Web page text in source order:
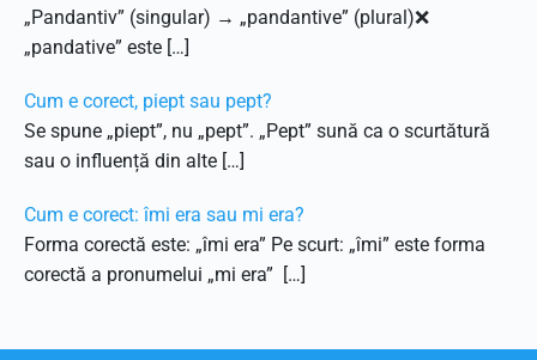
„Pandantiv” (singular) → „pandantive” (plural)❌
„pandative” este […]
Cum e corect, piept sau pept?
Se spune „piept”, nu „pept”. „Pept” sună ca o scurtătură
sau o influență din alte […]
Cum e corect: îmi era sau mi era?
Forma corectă este: „îmi era” Pe scurt: „îmi” este forma
corectă a pronumelui „mi era” […]